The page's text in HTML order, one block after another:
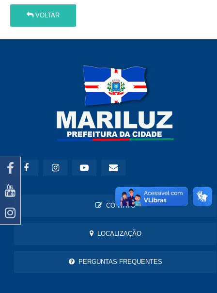
VOLTAR
CONTATO
LOCALIZAÇÃO
PERGUNTAS FREQUENTES